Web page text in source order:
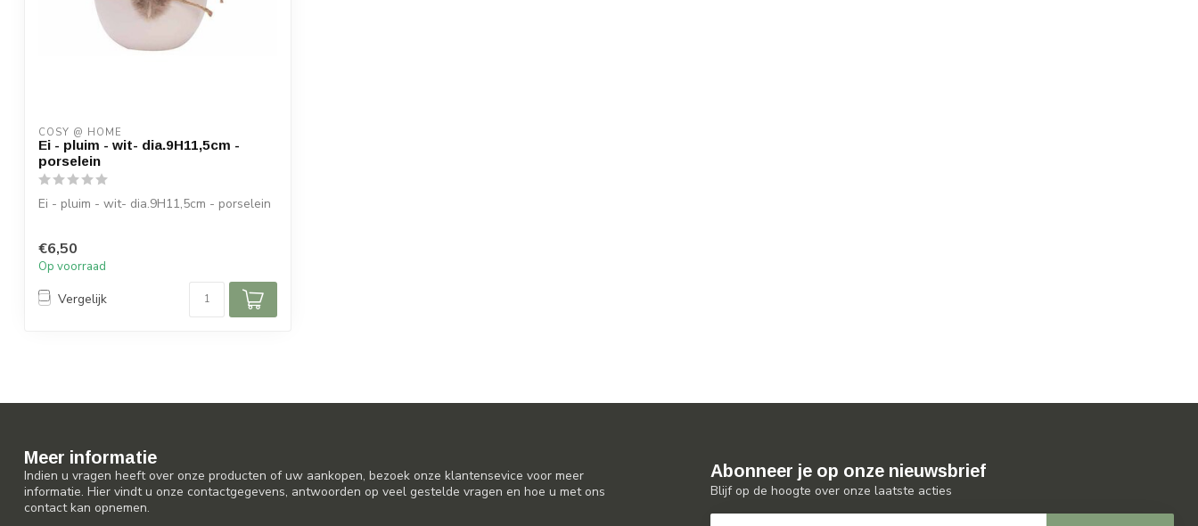
COSY @ HOME
Ei - pluim - wit- dia.9H11,5cm -
porselein
Ei - pluim - wit- dia.9H11,5cm - porselein
€6,50
Op voorraad
Vergelijk
Meer informatie
Indien u vragen heeft over onze producten of uw aankopen, bezoek onze klantensevice voor meer
informatie. Hier vindt u onze contactgegevens, antwoorden op veel gestelde vragen en hoe u met ons
contact kan opnemen.
Abonneer je op onze nieuwsbrief
Blijf op de hoogte over onze laatste acties